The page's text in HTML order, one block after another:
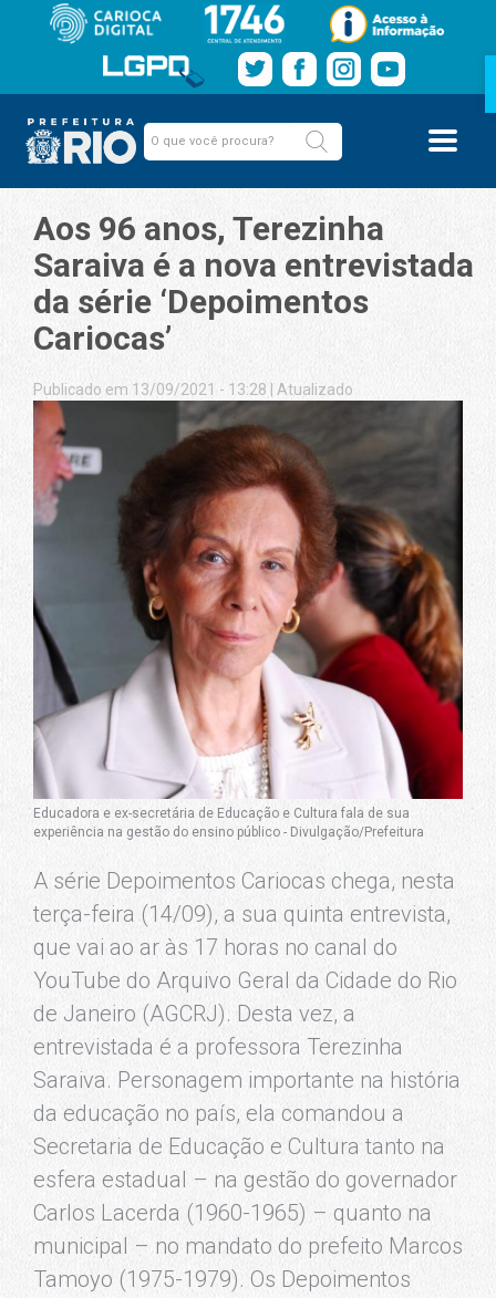
Aos 96 anos, Terezinha
Saraiva é a nova entrevistada
da série ‘Depoimentos
Cariocas’
Publicado em 13/09/2021 - 13:28 Atualizado
Educadora e ex-secretária de Educação e Cultura fala de sua
experiência na gestão do ensino público - Divulgação/Prefeitura
A série Depoimentos Cariocas chega, nesta
terça-feira (14/09), a sua quinta entrevista,
que vai ao ar às 17 horas no canal do
YouTube do Arquivo Geral da Cidade do Rio
de Janeiro (AGCRJ). Desta vez, a
entrevistada é a professora Terezinha
Saraiva. Personagem importante na história
da educação no país, ela comandou a
Secretaria de Educação e Cultura tanto na
esfera estadual – na gestão do governador
Carlos Lacerda (1960-1965) – quanto na
municipal – no mandato do prefeito Marcos
Tamoyo (1975-1979). Os Depoimentos